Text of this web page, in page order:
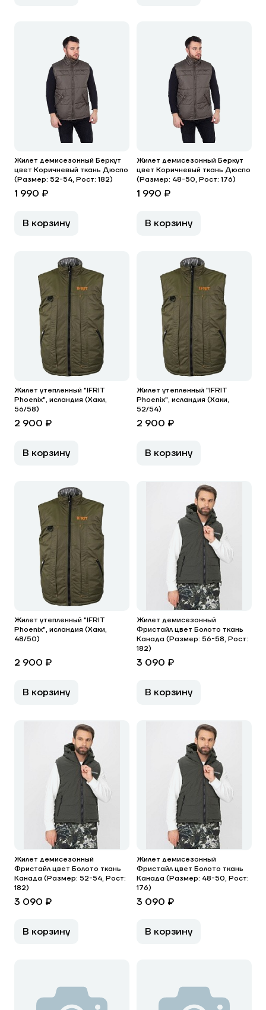
Жилет демисезонный Беркут
цвет Коричневый ткань Дюспо
(Размер: 52-54, Рост: 182)
1 990 ₽
В корзину
Жилет демисезонный Беркут
цвет Коричневый ткань Дюспо
(Размер: 48-50, Рост: 176)
1 990 ₽
В корзину
Жилет утепленный "IFRIT
Phoenix", исландия (Хаки,
56/58)
2 900 ₽
В корзину
Жилет утепленный "IFRIT
Phoenix", исландия (Хаки,
52/54)
2 900 ₽
В корзину
Жилет утепленный "IFRIT
Phoenix", исландия (Хаки,
48/50)
2 900 ₽
В корзину
Жилет демисезонный
Фристайл цвет Болото ткань
Канада (Размер: 56-58, Рост:
182)
3 090 ₽
В корзину
Жилет демисезонный
Фристайл цвет Болото ткань
Канада (Размер: 52-54, Рост:
182)
3 090 ₽
В корзину
Жилет демисезонный
Фристайл цвет Болото ткань
Канада (Размер: 48-50, Рост:
176)
3 090 ₽
В корзину